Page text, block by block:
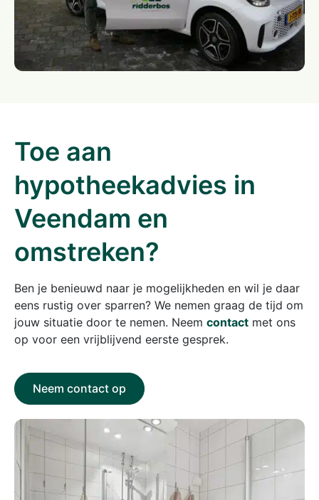
Toe aan
hypotheekadvies in
Veendam en
omstreken?
Ben je benieuwd naar je mogelijkheden en wil je daar
eens rustig over sparren? We nemen graag de tijd om
jouw situatie door te nemen. Neem contact met ons
op voor een vrijblijvend eerste gesprek.
Neem contact op